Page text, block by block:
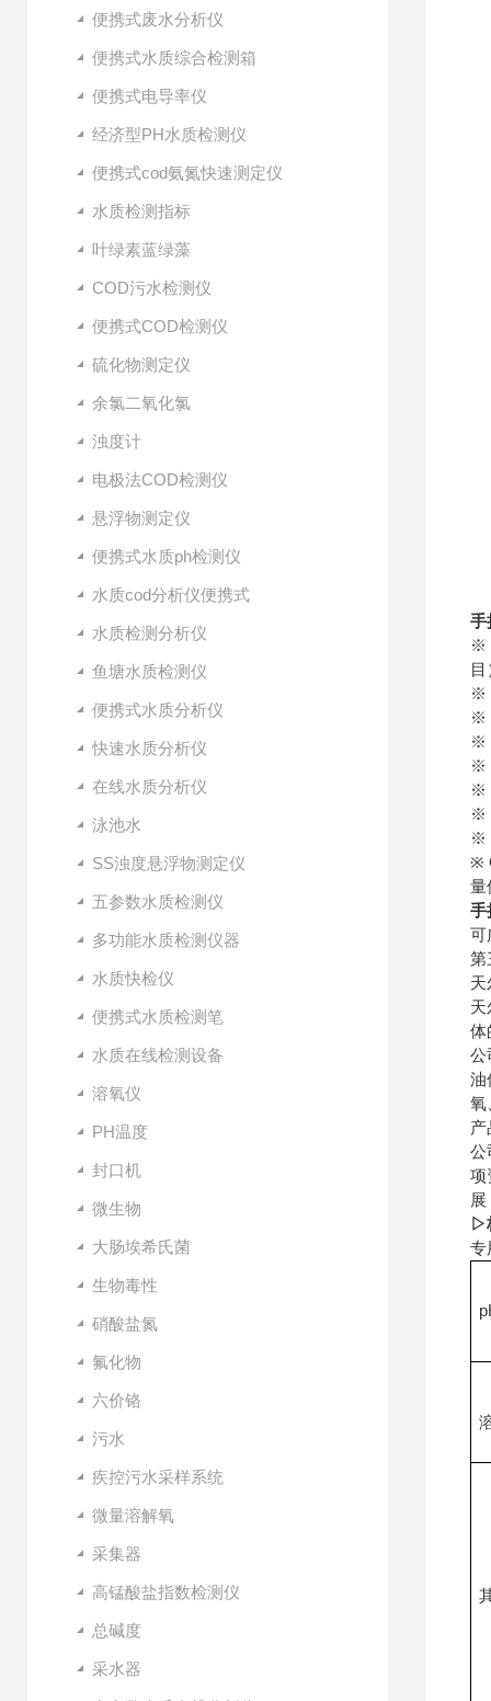
便携式废水分析仪
便携式水质综合检测箱
便携式电导率仪
经济型PH水质检测仪
便携式cod氨氮快速测定仪
水质检测指标
叶绿素蓝绿藻
COD污水检测仪
便携式COD检测仪
硫化物测定仪
余氯二氧化氯
浊度计
电极法COD检测仪
悬浮物测定仪
便携式水质ph检测仪
水质cod分析仪便携式
水质检测分析仪
鱼塘水质检测仪
便携式水质分析仪
快速水质分析仪
在线水质分析仪
泳池水
SS浊度悬浮物测定仪
五参数水质检测仪
多功能水质检测仪器
水质快检仪
便携式水质检测笔
水质在线检测设备
溶氧仪
PH温度
封口机
微生物
大肠埃希氏菌
生物毒性
硝酸盐氮
氟化物
六价铬
污水
疾控污水采样系统
微量溶解氧
采集器
高锰酸盐指数检测仪
总碱度
采水器
手
※
※
※
※
※
※
※
※
※
量
手
可
第
天
天
体
公
油
氧
产
公
项
▷
专